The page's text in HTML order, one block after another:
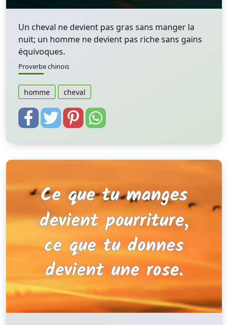
Un cheval ne devient pas gras sans manger la
nuit; un homme ne devient pas riche sans gains
équivoques.
Proverbe chinois
homme cheval